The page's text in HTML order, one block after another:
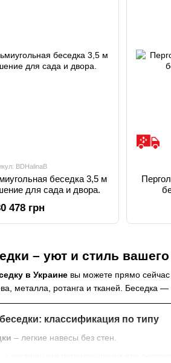
– уют и стиль вашего
в Украине вы можете прямо сейчас
металла, ротанга и тканей. Беседка
классификация по типу
– легкие навесы без стен.
BDHalinaB
беседка 3,5 м
для сада и двора.
478 грн